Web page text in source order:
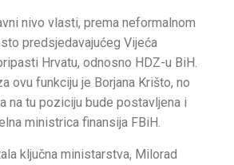
nivo vlasti, prema neformalnom
predsjedavajućeg Vijeća
Hrvatu, odnosno HDZ-u BiH.
ovu funkciju je Borjana Krišto, no
na tu poziciju bude postavljena i
ministrica finansija FBiH.
ključna ministarstva, Milorad